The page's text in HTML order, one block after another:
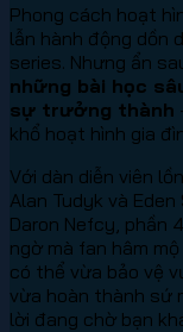
Phong cách hoạt
lẫn hành động dồn
series. Nhưng ẩn
những bài học
sự trưởng thành
khổ hoạt hình gia
Với dàn diễn viên
Alan Tudyk và
Daron Nefcy, phần
ngờ mà fan hâm
có thể vừa bảo vệ
vừa hoàn thành sứ
lời đang chờ bạn